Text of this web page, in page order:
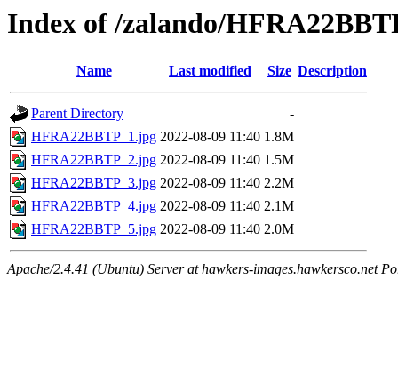
Index of /zalando/
Name Last modified Size Description
Parent Directory
-
HFRA22BBTP_1.jpg 2022-08-09 11:40 1.8M
HFRA22BBTP_2.jpg 2022-08-09 11:40 1.5M
HFRA22BBTP_3.jpg 2022-08-09 11:40 2.2M
HFRA22BBTP_4.jpg 2022-08-09 11:40 2.1M
HFRA22BBTP_5.jpg 2022-08-09 11:40 2.0M
Apache/2.4.41 (Ubuntu) Server at hawkers-images.hawkersco.net